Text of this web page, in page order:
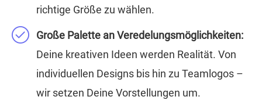
richtige Größe zu wählen.
Große Palette an Veredelungsmöglichkeiten:
Deine kreativen Ideen werden Realität. Von
individuellen Designs bis hin zu Teamlogos –
wir setzen Deine Vorstellungen um.